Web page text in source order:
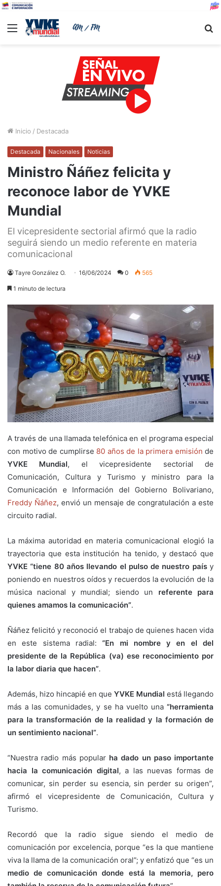
Menu
Inicio / Destacada
Destacada Nacionales Noticias
Ministro Ñáñez felicita y
reconoce labor de YVKE
Mundial
El vicepresidente sectorial afirmó que la radio
seguirá siendo un medio referente en materia
comunicacional
Tayre González O. 16/06/2024 0 565
1 minuto de lectura
A través de una llamada telefónica en el programa especial
con motivo de cumplirse 80 años de la primera emisión de
YVKE Mundial, el vicepresidente sectorial de
Comunicación, Cultura y Turismo y ministro para la
Comunicación e Información del Gobierno Bolivariano,
Freddy Ñáñez, envió un mensaje de congratulación a este
circuito radial.
La máxima autoridad en materia comunicacional elogió la
trayectoria que esta institución ha tenido, y destacó que
YVKE “tiene 80 años llevando el pulso de nuestro paísy
poniendo en nuestros oídos y recuerdos la evolución de la
música nacional y mundial; siendo un referente para
quienes amamos la comunicación”.
Ñáñez felicitó y reconoció el trabajo de quienes hacen vida
en este sistema radial:“En mi nombre y en el del
presidente de la República (va) ese reconocimiento por
la labor diaria que hacen”.
Además, hizo hincapié en que YVKE Mundial está llegando
más a las comunidades, y se ha vuelto una “herramienta
para la transformación de la realidad y la formación de
un sentimiento nacional”.
“Nuestra radio más popular ha dado un paso importante
hacia la comunicación digital, a las nuevas formas de
comunicar, sin perder su esencia, sin perder su origen”,
afirmó el vicepresidente de Comunicación, Cultura y
Turismo.
Recordó que la radio sigue siendo el medio de
comunicación por excelencia, porque “es la que mantiene
viva la llama de la comunicación oral”; y enfatizó que “es un
medio de comunicación donde está la memoria, pero